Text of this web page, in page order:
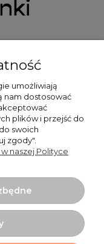
umożliwiają
nam dostosować
plików i przejść do
swoich
zgody".
naszej Polityce